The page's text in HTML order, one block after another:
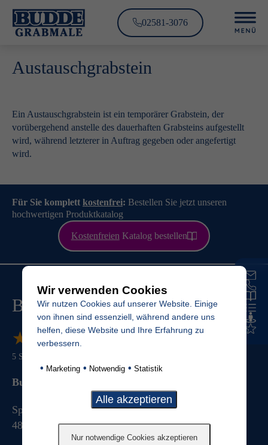
02581-3076
Austauschgrabstein
Ein Austauschgrabstein ist ein temporärer Grabstein, der
vorübergehend anstelle des dauerhaften Grabsteins aufgestellt
wird, während letzterer in Auftrag gegeben oder angefertigt
wird.
Für Sie komplett kostenfrei: Bestellen Sie jetzt unseren
hochwertigen Produktkatalog
Kostenfreien Katalog bestellen
Budde Grabmale
★
★★★★
★ ★★★★
5 Sterne von
Budde Grabmale GmbH & Co. KG
Splieterstrasse 41
48231
Warendorf
Wir verwenden Cookies
Wir nutzen Cookies auf unserer Website. Einige
von ihnen sind essenziell, während andere uns
helfen, diese Website und Ihre Erfahrung zu
verbessern.
• Marketing • Notwendig • Statistik